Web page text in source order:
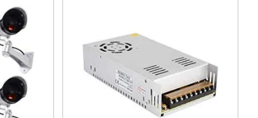
Sicurezza e automazione
casa
Telecamere
Termostato
Telecamere videosorveglianza
Cronotermostato